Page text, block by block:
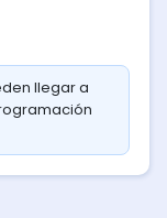
llegar a